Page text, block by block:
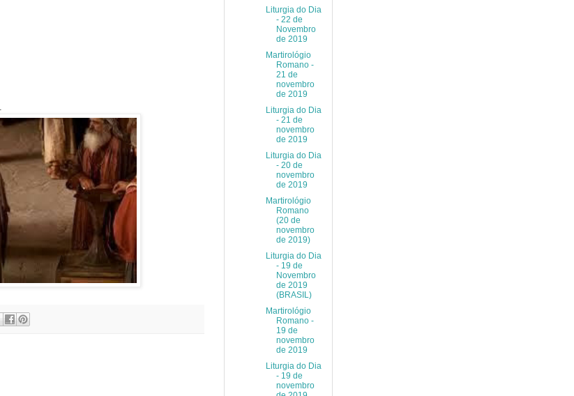
Liturgia do Dia
- 22 de
Novembro
de 2019
Martirológio
Romano -
21 de
novembro
de 2019
Liturgia do Dia
- 21 de
novembro
de 2019
Liturgia do Dia
- 20 de
novembro
de 2019
Martirológio
Romano
(20 de
novembro
de 2019)
Liturgia do Dia
- 19 de
Novembro
de 2019
(BRASIL)
Martirológio
Romano -
19 de
novembro
de 2019
Liturgia do Dia
- 19 de
novembro